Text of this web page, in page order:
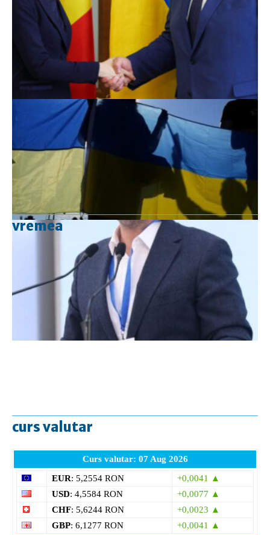
vremea
curs valutar
Curs valutar: 07 Aug 2026
EUR: 5,2554 RON
+0,0041 ▲
USD: 4,5584 RON
+0,0077 ▲
CHF: 5,6244 RON
+0,0023 ▲
GBP: 6,1277 RON
+0,0041 ▲